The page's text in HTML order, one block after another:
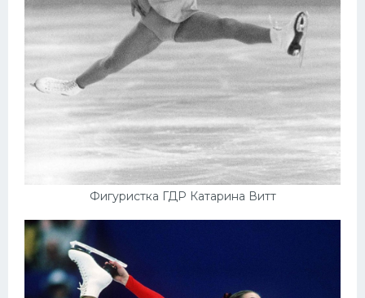
Фигуристка ГДР Катарина Витт